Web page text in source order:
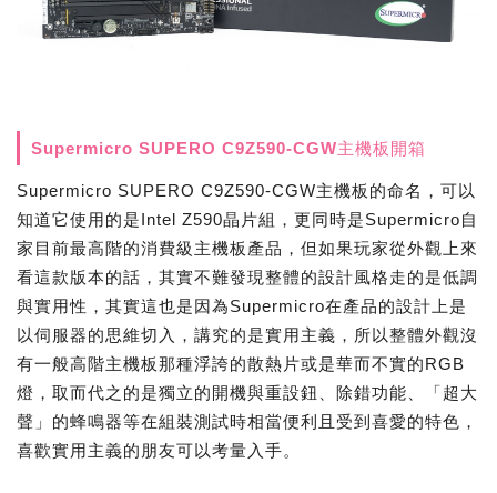
Supermicro SUPERO C9Z590-CGW主機板開箱
Supermicro SUPERO C9Z590-CGW主機板的命名，可以
知道它使用的是Intel Z590晶片組，更同時是Supermicro自
家目前最高階的消費級主機板產品，但如果玩家從外觀上來
看這款版本的話，其實不難發現整體的設計風格走的是低調
與實用性，其實這也是因為Supermicro在產品的設計上是
以伺服器的思維切入，講究的是實用主義，所以整體外觀沒
有一般高階主機板那種浮誇的散熱片或是華而不實的RGB
燈，取而代之的是獨立的開機與重設鈕、除錯功能、「超大
聲」的蜂鳴器等在組裝測試時相當便利且受到喜愛的特色，
喜歡實用主義的朋友可以考量入手。